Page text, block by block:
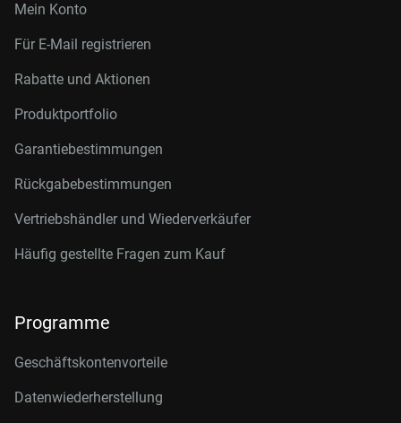
Mein Konto
Für E-Mail registrieren
Rabatte und Aktionen
Produktportfolio
Garantiebestimmungen
Rückgabebestimmungen
Vertriebshändler und Wiederverkäufer
Häufig gestellte Fragen zum Kauf
Programme
Geschäftskontenvorteile
Datenwiederherstellung